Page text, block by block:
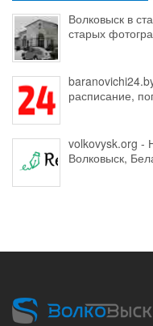
Волковыск в
старых
расписание,
volkovysk.org -
Волковыск,